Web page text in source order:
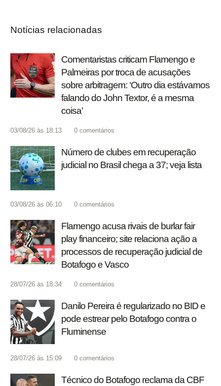
Notícias relacionadas
Comentaristas criticam Flamengo e
Palmeiras por troca de acusações
sobre arbitragem: ‘Outro dia estávamos
falando do John Textor, é a mesma
coisa’
03/08/26 às 18:13 0 comentários
Número de clubes em recuperação
judicial no Brasil chega a 37; veja lista
03/08/26 às 06:10 0 comentários
Flamengo acusa rivais de burlar fair
play financeiro; site relaciona ação a
processos de recuperação judicial de
Botafogo e Vasco
28/07/26 às 18:34 0 comentários
Danilo Pereira é regularizado no BID e
pode estrear pelo Botafogo contra o
Fluminense
28/07/26 às 15:09 0 comentários
Técnico do Botafogo reclama da CBF